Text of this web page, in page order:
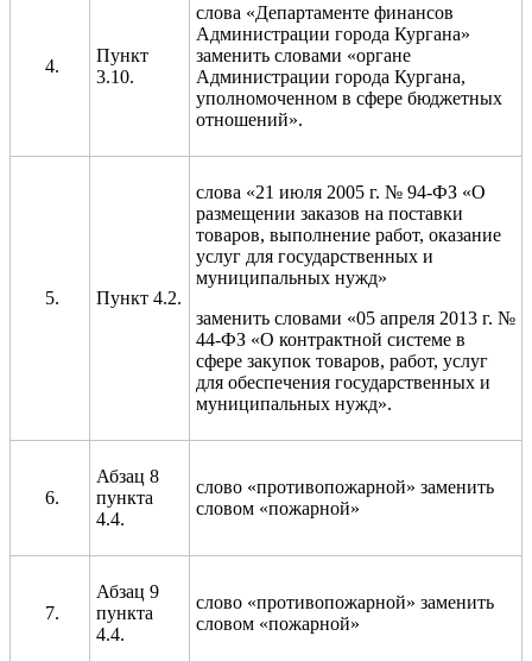
Пункт
3.10.
слова «Департаменте финансов
Администрации города Кургана»
заменить словами «органе
Администрации города Кургана,
уполномоченном в сфере бюджетных
отношений».
Пункт 4.2.
слова «21 июля 2005 г. № 94-ФЗ «О
размещении заказов на поставки
товаров, выполнение работ, оказание
услуг для государственных и
муниципальных нужд»
заменить словами «05 апреля 2013 г. №
44-ФЗ «О контрактной системе в
сфере закупок товаров, работ, услуг
для обеспечения государственных и
муниципальных нужд».
Абзац 8
пункта
4.4.
слово «противопожарной» заменить
словом «пожарной»
Абзац 9
пункта
4.4.
слово «противопожарной» заменить
словом «пожарной»